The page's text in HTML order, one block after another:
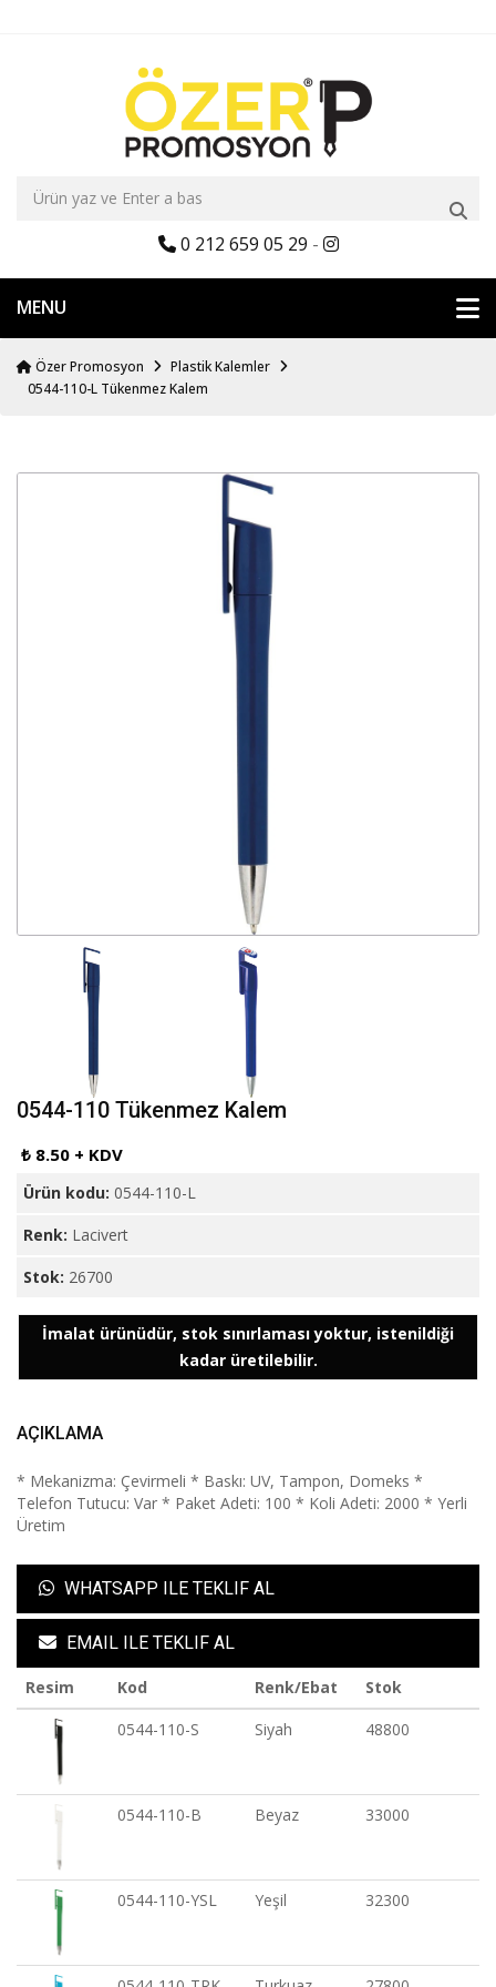
0 212 659 05 29 -
MENU
Özer Promosyon
Plastik Kalemler
0544-110-L Tükenmez Kalem
0544-110 Tükenmez Kalem
₺ 8.50 + KDV
Ürün kodu: 0544-110-L
Renk: Lacivert
Stok: 26700
İmalat ürünüdür, stok sınırlaması yoktur, istenildiği
kadar üretilebilir.
AÇIKLAMA
* Mekanizma: Çevirmeli * Baskı: UV, Tampon, Domeks *
Telefon Tutucu: Var * Paket Adeti: 100 * Koli Adeti: 2000 * Yerli
Üretim
WHATSAPP ILE TEKLIF AL
EMAIL ILE TEKLIF AL
Resim Kod Renk/Ebat
Stok
0544-110-S
Siyah 48800
0544-110-B Beyaz 33000
0544-110-YSL Yeşil 32300